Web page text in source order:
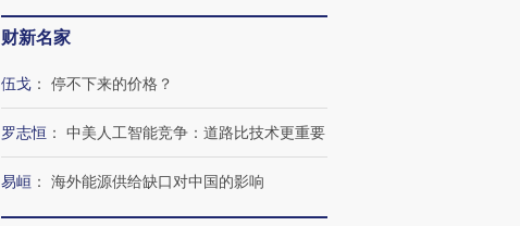
财新名家
伍戈 ： 停不下来的价格？
罗志恒 ： 中美人工智能竞争：道路比技术更重要
易峘 ： 海外能源供给缺口对中国的影响